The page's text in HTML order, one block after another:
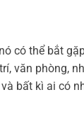
có thể bắt
văn phòng,
bất kì ai có